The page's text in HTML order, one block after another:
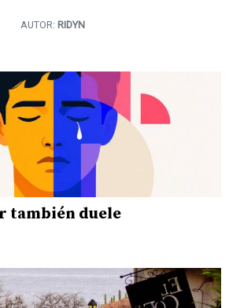
también duele
AUTOR: RIDYN